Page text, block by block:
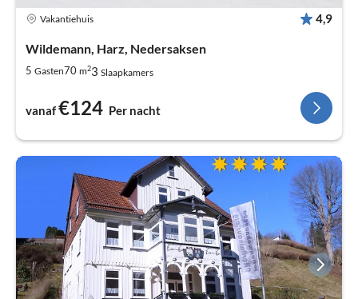
Vakantiehuis 4,9
Wildemann, Harz, Nedersaksen
5 Gasten70 m23 Slaapkamers
vanaf€124 Per nacht